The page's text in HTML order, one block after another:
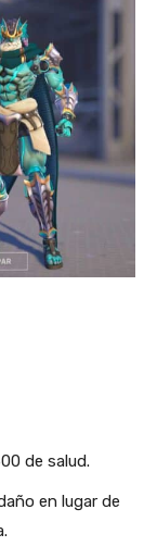
de salud.
en lugar de